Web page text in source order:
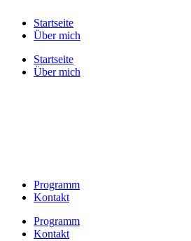
Inhalt
wechseln
Startseite
Über mich
Startseite
Über mich
Programm
Kontakt
Programm
Kontakt